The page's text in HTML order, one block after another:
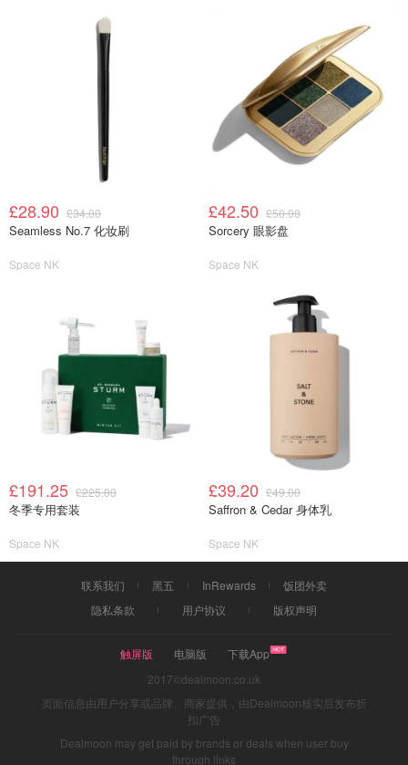
£28.90 £34.00
Seamless No.7 化妆刷
Space NK
£42.50 £50.00
Sorcery 眼影盘
Space NK
£191.25 £225.00
冬季专用套装
Space NK
£39.20 £49.00
Saffron & Cedar 身体乳
Space NK
联系我们 黑五 InRewards
饭团外卖
隐私条款
用户协议 版权声明
触屏版 电脑版
下载App
2017©dealmoon.co.uk
页面信息由用户分享或品牌、商家提供，由Dealmoon核实后发布折
扣广告
Dealmoon may get paid by brands or deals when user buy
through links